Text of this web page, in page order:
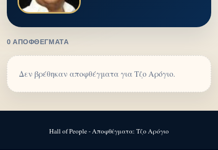
0 ΑΠΟΦΘΈΓΜΑΤΑ
Δεν βρέθηκαν αποφθέγματα για Τζο Αρόγιο.
Hall of People - Αποφθέγματα: Τζο Αρόγιο